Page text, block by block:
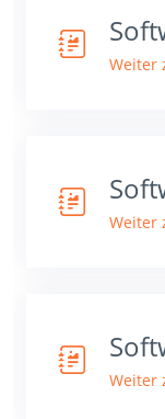
Weiter
Weiter
Weiter